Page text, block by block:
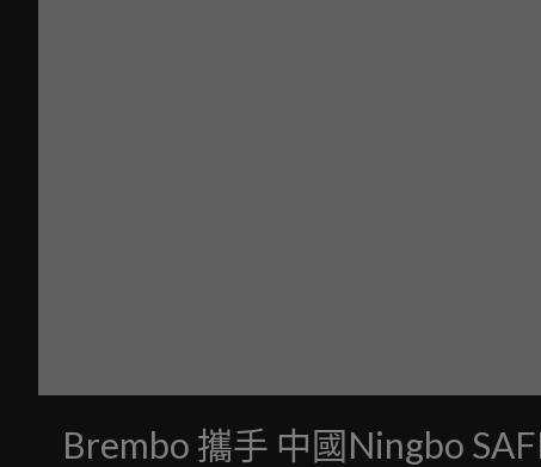
Brembo 攜手 中國Ningbo